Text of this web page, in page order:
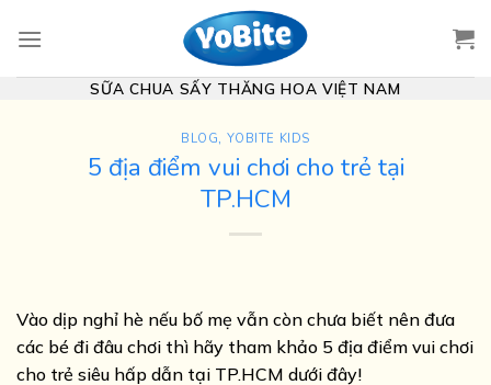
SỮA CHUA SẤY THĂNG HOA VIỆT NAM
BLOG, YOBITE KIDS
5 địa điểm vui chơi cho trẻ tại
TP.HCM
Vào dịp nghỉ hè nếu bố mẹ vẫn còn chưa biết nên đưa
các bé đi đâu chơi thì hãy tham khảo 5 địa điểm vui chơi
cho trẻ siêu hấp dẫn tại TP.HCM dưới đây!